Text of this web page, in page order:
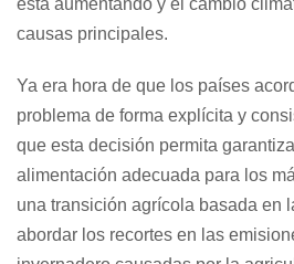
causas principales.
Ya era hora de que los países
problema de forma explícita y
que esta decisión permita
alimentación adecuada para los
una transición agrícola basada en
abordar los recortes en las